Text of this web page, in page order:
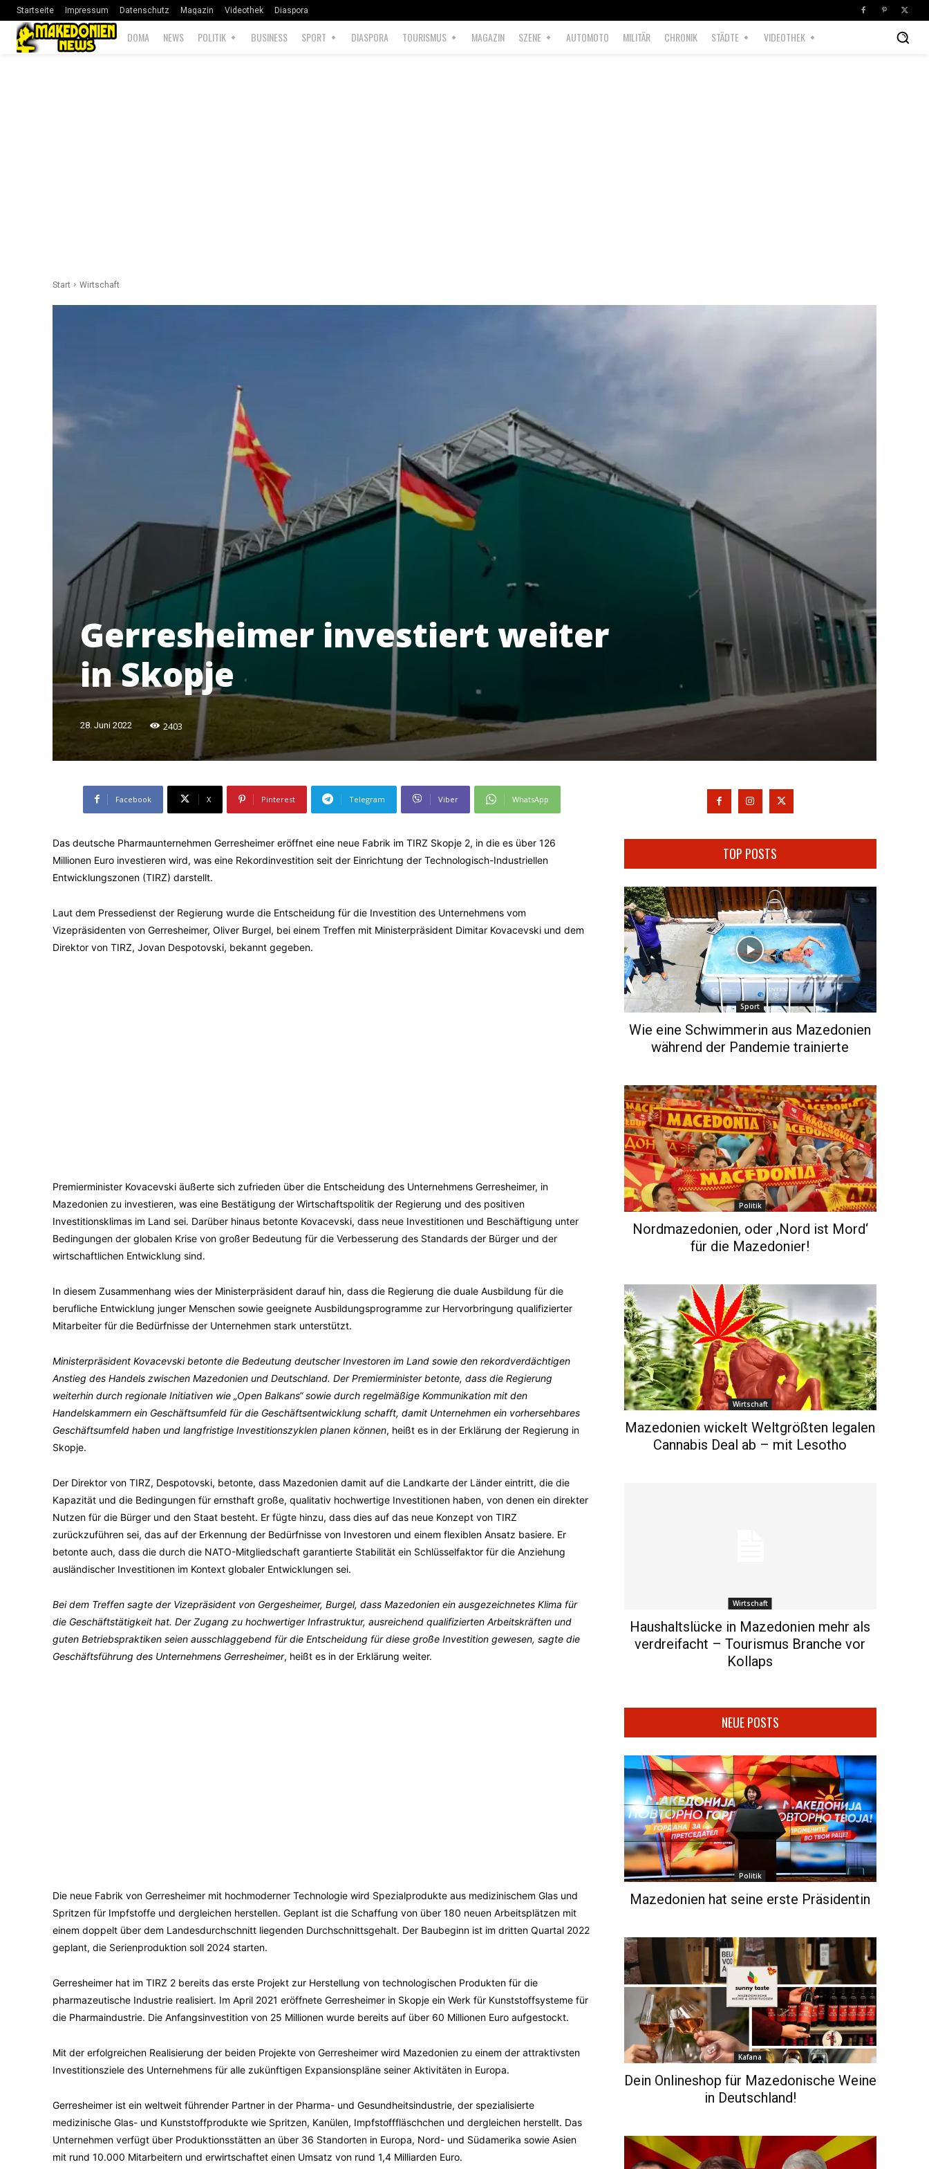
Startseite Impressum Datenschutz Magazin Videothek Diaspora
DOMA NEWS POLITIK BUSINESS SPORT DIASPORA TOURISMUS MAGAZIN SZENE AUTOMOTO MILITÄR CHRONIK STÄDTE VIDEOTHEK
Start Wirtschaft
Gerresheimer investiert weiter
in Skopje
28. Juni 2022 2403
Facebook X Pinterest Telegram Viber WhatsApp
Das deutsche Pharmaunternehmen Gerresheimer eröffnet eine neue Fabrik im TIRZ Skopje 2, in die es über 126
Millionen Euro investieren wird, was eine Rekordinvestition seit der Einrichtung der Technologisch-Industriellen
Entwicklungszonen (TIRZ) darstellt.
Laut dem Pressedienst der Regierung wurde die Entscheidung für die Investition des Unternehmens vom
Vizepräsidenten von Gerresheimer, Oliver Burgel, bei einem Treffen mit Ministerpräsident Dimitar Kovacevski und dem
Direktor von TIRZ, Jovan Despotovski, bekannt gegeben.
Premierminister Kovacevski äußerte sich zufrieden über die Entscheidung des Unternehmens Gerresheimer, in
Mazedonien zu investieren, was eine Bestätigung der Wirtschaftspolitik der Regierung und des positiven
Investitionsklimas im Land sei. Darüber hinaus betonte Kovacevski, dass neue Investitionen und Beschäftigung unter
Bedingungen der globalen Krise von großer Bedeutung für die Verbesserung des Standards der Bürger und der
wirtschaftlichen Entwicklung sind.
In diesem Zusammenhang wies der Ministerpräsident darauf hin, dass die Regierung die duale Ausbildung für die
berufliche Entwicklung junger Menschen sowie geeignete Ausbildungsprogramme zur Hervorbringung qualifizierter
Mitarbeiter für die Bedürfnisse der Unternehmen stark unterstützt.
Ministerpräsident Kovacevski betonte die Bedeutung deutscher Investoren im Land sowie den rekordverdächtigen
Anstieg des Handels zwischen Mazedonien und Deutschland. Der Premierminister betonte, dass die Regierung
weiterhin durch regionale Initiativen wie „Open Balkans“ sowie durch regelmäßige Kommunikation mit den
Handelskammern ein Geschäftsumfeld für die Geschäftsentwicklung schafft, damit Unternehmen ein vorhersehbares
Geschäftsumfeld haben und langfristige Investitionszyklen planen können, heißt es in der Erklärung der Regierung in
Skopje.
Der Direktor von TIRZ, Despotovski, betonte, dass Mazedonien damit auf die Landkarte der Länder eintritt, die die
Kapazität und die Bedingungen für ernsthaft große, qualitativ hochwertige Investitionen haben, von denen ein direkter
Nutzen für die Bürger und den Staat besteht. Er fügte hinzu, dass dies auf das neue Konzept von TIRZ
zurückzuführen sei, das auf der Erkennung der Bedürfnisse von Investoren und einem flexiblen Ansatz basiere. Er
betonte auch, dass die durch die NATO-Mitgliedschaft garantierte Stabilität ein Schlüsselfaktor für die Anziehung
ausländischer Investitionen im Kontext globaler Entwicklungen sei.
Bei dem Treffen sagte der Vizepräsident von Gergesheimer, Burgel, dass Mazedonien ein ausgezeichnetes Klima für
die Geschäftstätigkeit hat. Der Zugang zu hochwertiger Infrastruktur, ausreichend qualifizierten Arbeitskräften und
guten Betriebspraktiken seien ausschlaggebend für die Entscheidung für diese große Investition gewesen, sagte die
Geschäftsführung des Unternehmens Gerresheimer, heißt es in der Erklärung weiter.
Die neue Fabrik von Gerresheimer mit hochmoderner Technologie wird Spezialprodukte aus medizinischem Glas und
Spritzen für Impfstoffe und dergleichen herstellen. Geplant ist die Schaffung von über 180 neuen Arbeitsplätzen mit
einem doppelt über dem Landesdurchschnitt liegenden Durchschnittsgehalt. Der Baubeginn ist im dritten Quartal 2022
geplant, die Serienproduktion soll 2024 starten.
Gerresheimer hat im TIRZ 2 bereits das erste Projekt zur Herstellung von technologischen Produkten für die
pharmazeutische Industrie realisiert. Im April 2021 eröffnete Gerresheimer in Skopje ein Werk für Kunststoffsysteme für
die Pharmaindustrie. Die Anfangsinvestition von 25 Millionen wurde bereits auf über 60 Millionen Euro aufgestockt.
Mit der erfolgreichen Realisierung der beiden Projekte von Gerresheimer wird Mazedonien zu einem der attraktivsten
Investitionsziele des Unternehmens für alle zukünftigen Expansionspläne seiner Aktivitäten in Europa.
Gerresheimer ist ein weltweit führender Partner in der Pharma- und Gesundheitsindustrie, der spezialisierte
medizinische Glas- und Kunststoffprodukte wie Spritzen, Kanülen, Impfstofffläschchen und dergleichen herstellt. Das
Unternehmen verfügt über Produktionsstätten an über 36 Standorten in Europa, Nord- und Südamerika sowie Asien
mit rund 10.000 Mitarbeitern und erwirtschaftet einen Umsatz von rund 1,4 Milliarden Euro.
TOP POSTS
Sport
Wie eine Schwimmerin aus Mazedonien
während der Pandemie trainierte
Politik
Nordmazedonien, oder ‚Nord ist Mord‘
für die Mazedonier!
Wirtschaft
Mazedonien wickelt Weltgrößten legalen
Cannabis Deal ab – mit Lesotho
Wirtschaft
Haushaltslücke in Mazedonien mehr als
verdreifacht – Tourismus Branche vor
Kollaps
NEUE POSTS
Politik
Mazedonien hat seine erste Präsidentin
Kafana
Dein Onlineshop für Mazedonische Weine
in Deutschland!